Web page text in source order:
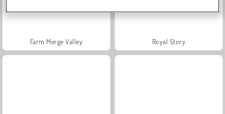
Farm Merge Valley Royal Story